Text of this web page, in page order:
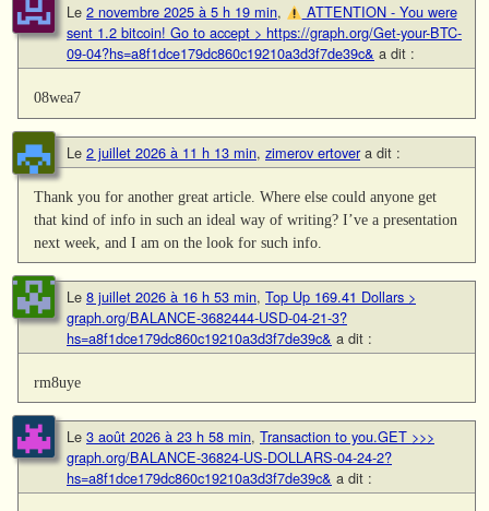
Le 2 novembre 2025 à 5 h 19 min,
ATTENTION - You were
sent 1.2 bitcoin! Go to accept > https://graph.org/Get-your-BTC-
09-04?hs=a8f1dce179dc860c19210a3d3f7de39c& a dit :
08wea7
Le 2 juillet 2026 à 11 h 13 min, zimerov ertover a dit :
Thank you for another great article. Where else could anyone get
that kind of info in such an ideal way of writing? I’ve a presentation
next week, and I am on the look for such info.
Le 8 juillet 2026 à 16 h 53 min, Top Up 169.41 Dollars >
graph.org/BALANCE-3682444-USD-04-21-3?
hs=a8f1dce179dc860c19210a3d3f7de39c& a dit :
rm8uye
Le 3 août 2026 à 23 h 58 min, Transaction to you.GET >>>
graph.org/BALANCE-36824-US-DOLLARS-04-24-2?
hs=a8f1dce179dc860c19210a3d3f7de39c& a dit :